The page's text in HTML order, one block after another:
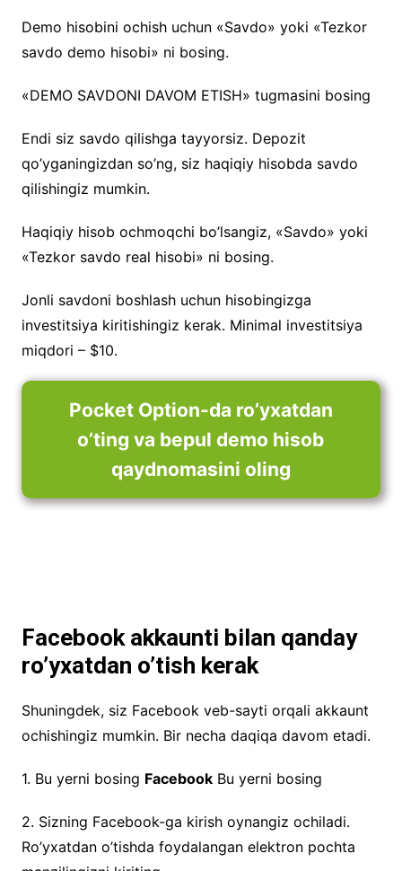
Demo hisobini ochish uchun «Savdo» yoki «Tezkor
savdo demo hisobi» ni bosing.
«DEMO SAVDONI DAVOM ETISH» tugmasini bosing
Endi siz savdo qilishga tayyorsiz. Depozit
qo’yganingizdan so’ng, siz haqiqiy hisobda savdo
qilishingiz mumkin.
Haqiqiy hisob ochmoqchi bo’lsangiz, «Savdo» yoki
«Tezkor savdo real hisobi» ni bosing.
Jonli savdoni boshlash uchun hisobingizga
investitsiya kiritishingiz kerak. Minimal investitsiya
miqdori – $10.
Pocket Option-da ro’yxatdan
o’ting va bepul demo hisob
qaydnomasini oling
Facebook akkaunti bilan qanday
ro’yxatdan o’tish kerak
Shuningdek, siz Facebook veb-sayti orqali akkaunt
ochishingiz mumkin. Bir necha daqiqa davom etadi.
1. Bu yerni bosing FacebookBu yerni bosing
2. Sizning Facebook-ga kirish oynangiz ochiladi.
Ro’yxatdan o’tishda foydalangan elektron pochta